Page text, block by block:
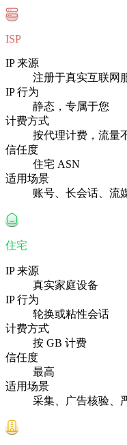
ISP
IP 来源
注册于真实互联网
IP 行为
静态，专属于您
计费方式
按代理计费，流量
信任度
住宅 ASN
适用场景
账号、长会话、流
住宅
IP 来源
真实家庭设备
IP 行为
轮换或粘性会话
计费方式
按 GB 计费
信任度
最高
适用场景
采集、广告核验、